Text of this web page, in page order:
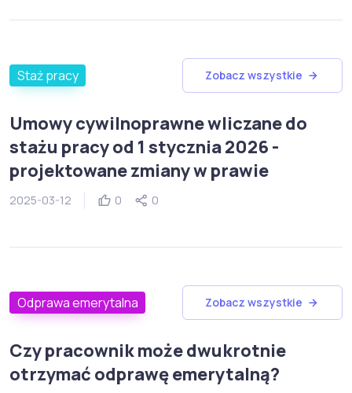
Staż pracy Zobacz wszystkie
Umowy cywilnoprawne wliczane do
stażu pracy od 1 stycznia 2026 -
projektowane zmiany w prawie
2025-03-12 0 0
Odprawa emerytalna Zobacz wszystkie
Czy pracownik może dwukrotnie
otrzymać odprawę emerytalną?